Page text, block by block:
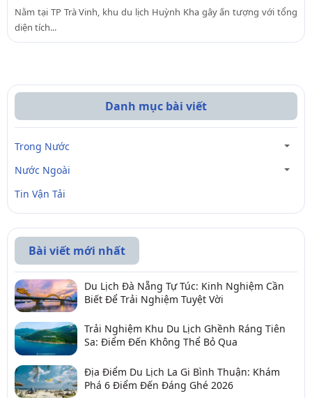
Nằm tại TP Trà Vinh, khu du lịch Huỳnh Kha gây ấn tượng với tổng
diện tích...
Danh mục bài viết
Trong Nước
Nước Ngoài
Tin Vận Tải
Bài viết mới nhất
Du Lịch Đà Nẵng Tự Túc: Kinh Nghiệm Cần
Biết Để Trải Nghiệm Tuyệt Vời
Trải Nghiệm Khu Du Lịch Ghềnh Ráng Tiên
Sa: Điểm Đến Không Thể Bỏ Qua
Địa Điểm Du Lịch La Gi Bình Thuận: Khám
Phá 6 Điểm Đến Đáng Ghé 2026